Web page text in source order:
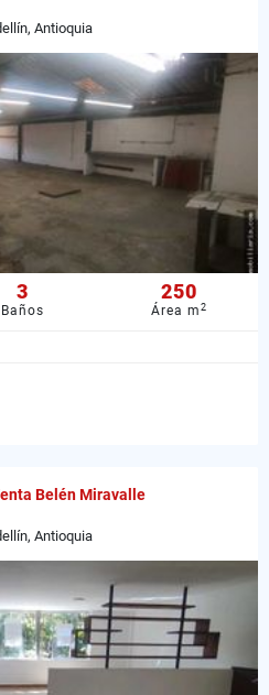
Antioquia
3
Baños
250
Área m2
Belén Miravalle
Antioquia